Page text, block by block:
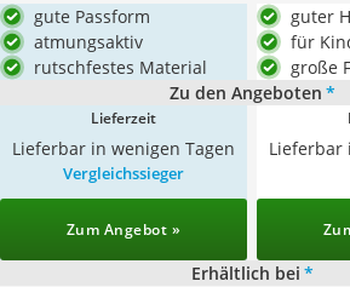
gute Passform
atmungsaktiv
rutschfestes Material
guter
für
große
Zu den Angeboten *
Lieferzeit
Lieferbar in wenigen Tagen Lieferbar
Vergleichssieger
Zum Angebot »
Erhältlich bei *